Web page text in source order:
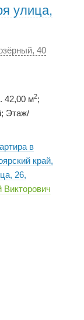
улица,
40
42,00 м2;
Этаж/
в
край,
26,